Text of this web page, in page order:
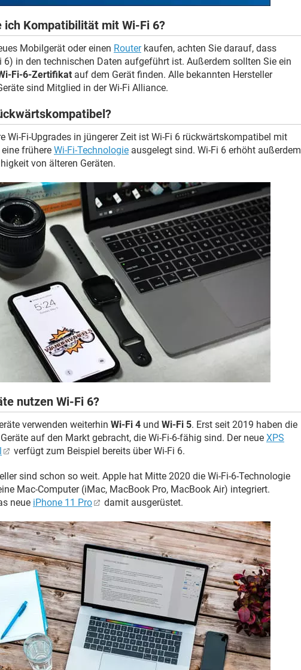
ich Kompatibilität mit Wi-Fi 6?
Mobilgerät oder einen Routerkaufen, achten Sie darauf, dass
6) in den technischen Daten aufgeführt ist. Außerdem sollten Sie ein
Fi-6-Zertifikat auf dem Gerät finden. Alle bekannten Hersteller
sind Mitglied in der Wi-Fi Alliance.
Wi-Fi-Upgrades in jüngerer Zeit ist Wi-Fi 6 rückwärtskompatibel mit
frühere Wi-Fi-Technologie ausgelegt sind. Wi-Fi 6 erhöht außerdem
von älteren Geräten.
nutzen Wi-Fi 6?
verwenden weiterhin Wi-Fi 4 und Wi-Fi 5. Erst seit 2019 haben die
auf den Markt gebracht, die Wi-Fi-6-fähig sind. Der neue XPS
verfügt zum Beispiel bereits über Wi-Fi 6.
sind schon so weit. Apple hat Mitte 2020 die Wi-Fi-6-Technologie
Mac-Computer (iMac, MacBook Pro, MacBook Air) integriert.
neue iPhone 11 Pro damit ausgerüstet.